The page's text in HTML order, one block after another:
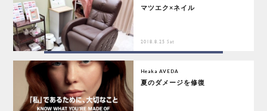
マツエク×ネイル
2018.8.25 Sat
Heaka AVEDA
夏のダメージを修復